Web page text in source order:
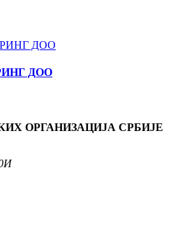
ДОО
ОРГАНИЗАЦИЈА СРБИЈЕ